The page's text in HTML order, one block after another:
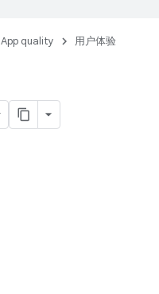
App quality 用户体验